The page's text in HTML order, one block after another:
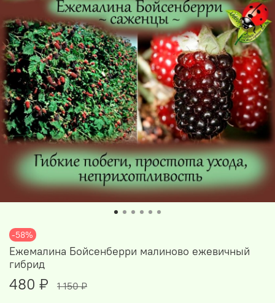
-58%
Ежемалина Бойсенберри малиново ежевичный
гибрид
480 ₽ 1 150 ₽